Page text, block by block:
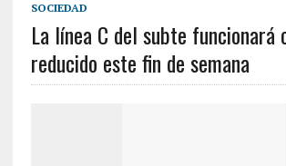
SOCIEDAD
La línea C del subte funcionará
reducido este fin de semana